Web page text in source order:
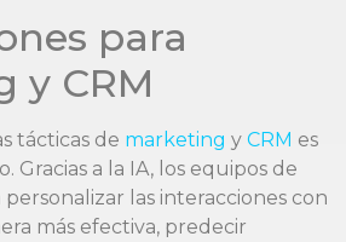
para
y CRM
tácticas de marketing y CRM es
Gracias a la IA, los equipos de
las interacciones con
más efectiva, predecir